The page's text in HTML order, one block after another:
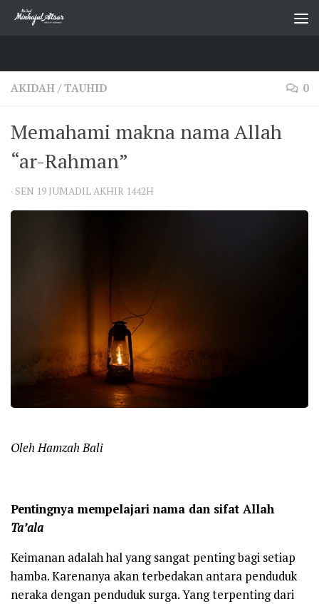
Skip to content
AKIDAH / TAUHID 0
Memahami makna nama Allah
“ar-Rahman”
· SEN 19 JUMADIL AKHIR 1442H
Oleh Hamzah Bali
Pentingnya mempelajari nama dan sifat Allah
Ta’ala
Keimanan adalah hal yang sangat penting bagi setiap
hamba. Karenanya akan terbedakan antara penduduk
neraka dengan penduduk surga. Yang terpenting dari